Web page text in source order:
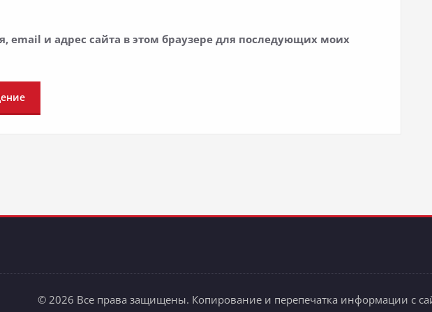
email и адрес сайта в этом браузере для последующих моих
© 2026 Все права защищены. Копирование и перепечатка информации с